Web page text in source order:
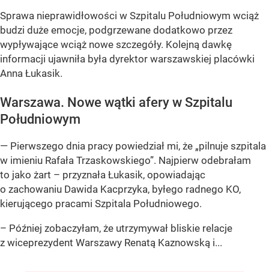
Sprawa nieprawidłowości w Szpitalu Południowym wciąż
budzi duże emocje, podgrzewane dodatkowo przez
wypływające wciąż nowe szczegóły. Kolejną dawkę
informacji ujawniła była dyrektor warszawskiej placówki
Anna Łukasik.
Warszawa. Nowe wątki afery w Szpitalu
Południowym
— Pierwszego dnia pracy powiedział mi, że „pilnuje szpitala
w imieniu Rafała Trzaskowskiego”. Najpierw odebrałam
to jako żart – przyznała Łukasik, opowiadając
o zachowaniu Dawida Kacprzyka, byłego radnego KO,
kierującego pracami Szpitala Południowego.
– Później zobaczyłam, że utrzymywał bliskie relacje
z wiceprezydent Warszawy Renatą Kaznowską i...